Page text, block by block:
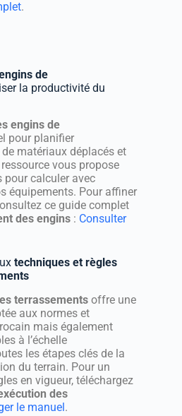
.
de
la productivité du
engins de
pour planifier
matériaux déplacés et
vous propose
pour calculer avec
équipements. Pour affiner
ce guide complet
des engins : Consulter
techniques et règles
terrassements offre une
aux normes et
mais également
à l’échelle
les étapes clés de la
du terrain. Pour un
en vigueur, téléchargez
des
le manuel .